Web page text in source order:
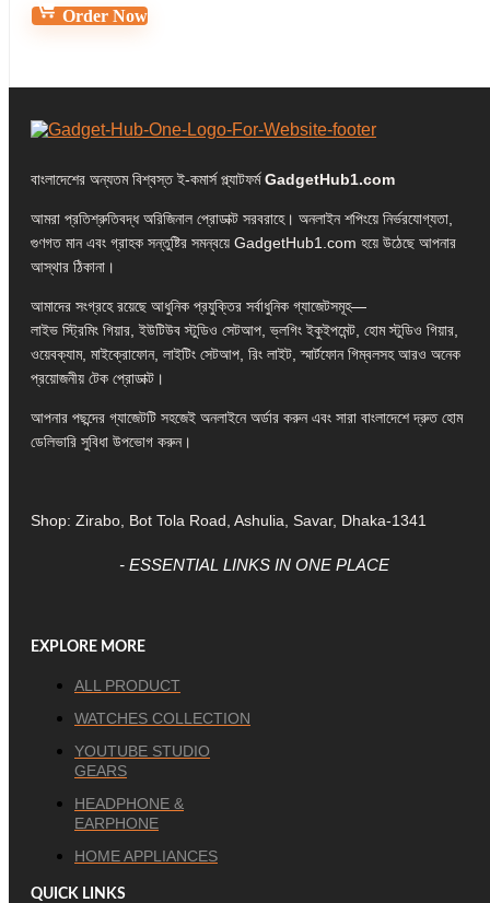
Order Now
বাংলাদেশের অন্যতম বিশ্বস্ত ই-কমার্স প্ল্যাটফর্মGadgetHub1.com
আমরা প্রতিশ্রুতিবদ্ধ অরিজিনাল প্রোডাক্ট সরবরাহে। অনলাইন শপিংয়ে নির্ভরযোগ্যতা,
গুণগত মান এবং গ্রাহক সন্তুষ্টির সমন্বয়ে GadgetHub1.com হয়ে উঠেছে আপনার
আস্থার ঠিকানা।
আমাদের সংগ্রহে রয়েছে আধুনিক প্রযুক্তির সর্বাধুনিক গ্যাজেটসমূহ—
লাইভ স্ট্রিমিং গিয়ার, ইউটিউব স্টুডিও সেটআপ, ভ্লগিং ইকুইপমেন্ট, হোম স্টুডিও গিয়ার,
ওয়েবক্যাম, মাইক্রোফোন, লাইটিং সেটআপ, রিং লাইট, স্মার্টফোন গিম্বলসহ আরও অনেক
প্রয়োজনীয় টেক প্রোডাক্ট।
আপনার পছন্দের গ্যাজেটটি সহজেই অনলাইনে অর্ডার করুন এবং সারা বাংলাদেশে দ্রুত হোম
ডেলিভারি সুবিধা উপভোগ করুন।
Shop: Zirabo, Bot Tola Road, Ashulia, Savar, Dhaka-1341
- ESSENTIAL LINKS IN ONE PLACE
EXPLORE MORE
ALL PRODUCT
WATCHES COLLECTION
YOUTUBE STUDIO
GEARS
HEADPHONE &
EARPHONE
HOME APPLIANCES
QUICK LINKS